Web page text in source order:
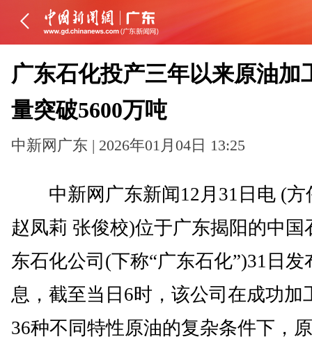
广东石化投产三年以来原油加
量突破5600万吨
中新网广东 | 2026年01月04日 13:25
中新网广东新闻12月31日电 (方
赵凤莉 张俊校)位于广东揭阳的中国
东石化公司(下称“广东石化”)31日发
息，截至当日6时，该公司在成功加
36种不同特性原油的复杂条件下，